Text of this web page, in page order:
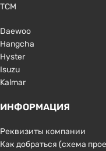
TCM
Daewoo
Hangcha
Hyster
Isuzu
Kalmar
ИНФОРМАЦИЯ
Реквизиты компании
Как добраться (схема